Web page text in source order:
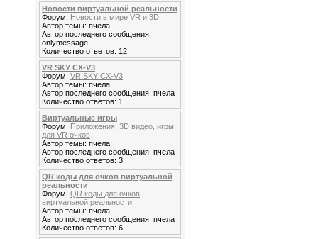
Новости виртуальной реальности
Форум: Новости в мире VR и 3D
Автор темы: пчела
Автор последнего сообщения:
onlymessage
Количество ответов: 12
VR SKY CX-V3
Форум: VR SKY CX-V3
Автор темы: пчела
Автор последнего сообщения: пчела
Количество ответов: 1
Виртуальные игры
Форум: Приложения, 3D видео, игры
для VR очков
Автор темы: пчела
Автор последнего сообщения: пчела
Количество ответов: 3
QR коды для очков виртуальной
реальности
Форум: QR коды для очков
виртуальной реальности
Автор темы: пчела
Автор последнего сообщения: пчела
Количество ответов: 6